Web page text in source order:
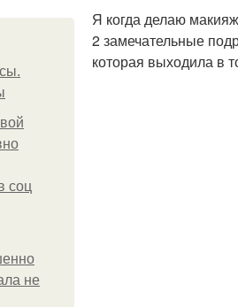
соц
не
Я когда делаю
2 замечательные
которая выходила в